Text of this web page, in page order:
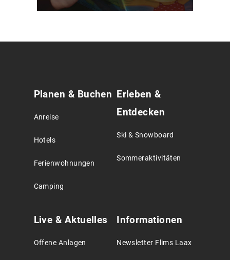
Planen & Buchen
Anreise
Hotels
Ferienwohnungen
Camping
Erleben &
Entdecken
Ski & Snowboard
Sommeraktivitäten
Live & Aktuelles
Offene Anlagen
Informationen
Newsletter Flims Laax
Service